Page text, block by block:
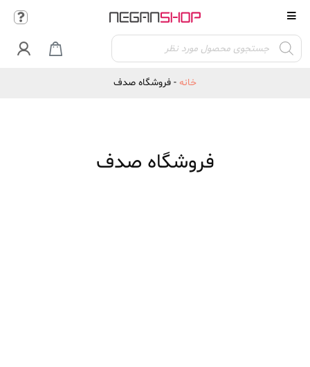
Products
search

خانه - فروشگاه صدف
فروشگاه صدف